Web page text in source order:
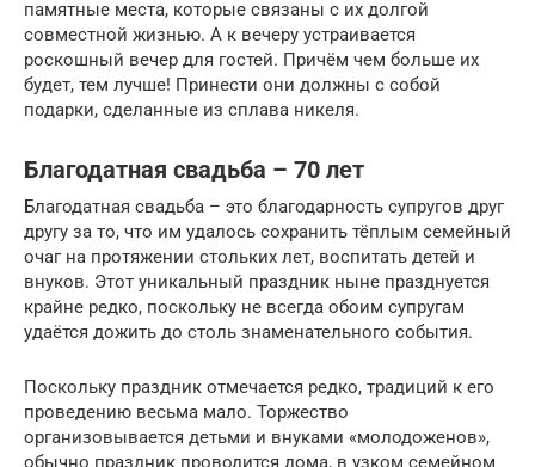
памятные места, которые связаны с их долгой
совместной жизнью. А к вечеру устраивается
роскошный вечер для гостей. Причём чем больше их
будет, тем лучше! Принести они должны с собой
подарки, сделанные из сплава никеля.
Благодатная свадьба – 70 лет
Благодатная свадьба – это благодарность супругов друг
другу за то, что им удалось сохранить тёплым семейный
очаг на протяжении стольких лет, воспитать детей и
внуков. Этот уникальный праздник ныне празднуется
крайне редко, поскольку не всегда обоим супругам
удаётся дожить до столь знаменательного события.
Поскольку праздник отмечается редко, традиций к его
проведению весьма мало. Торжество
организовывается детьми и внуками «молодоженов»,
обычно праздник проводится дома, в узком семейном